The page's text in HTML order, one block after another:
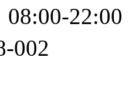
08:00-
002